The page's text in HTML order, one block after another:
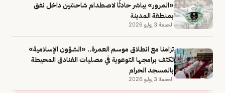
«المرور» يباشر حادثًا لاصطدام شاحنتين داخل نفق
بمنطقة المدينة
الجمعة 3 يوليو 2026
تزامنا مع انطلاق موسم العمرة.. «الشؤون الإسلامية»
تكثف برامجها التوعوية في مصليات الفنادق المحيطة
بالمسجد الحرام
الجمعة 3 يوليو 2026